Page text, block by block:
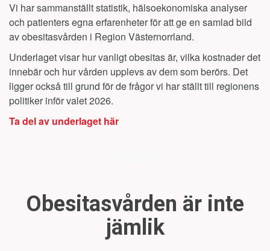
Vi har sammanställt statistik, hälsoekonomiska analyser
och patienters egna erfarenheter för att ge en samlad bild
av obesitasvården i Region Västernorrland.
Underlaget visar hur vanligt obesitas är, vilka kostnader det
innebär och hur vården upplevs av dem som berörs. Det
ligger också till grund för de frågor vi har ställt till regionens
politiker inför valet 2026.
Ta del av underlaget här
Obesitasvården är inte
jämlik